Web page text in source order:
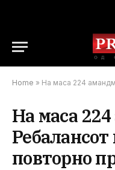
Home » На маса 224 амандмани –
На маса
повторно